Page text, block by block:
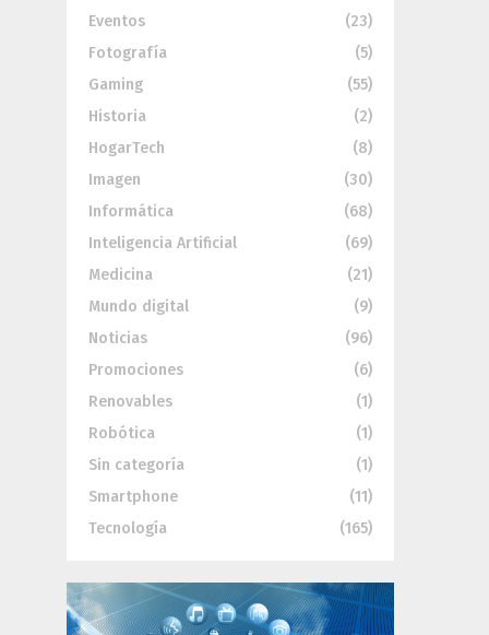
Eventos
(23)
Fotografía
(5)
Gaming
(55)
Historia
(2)
HogarTech
(8)
Imagen
(30)
Informática
(68)
Inteligencia Artificial
(69)
Medicina
(21)
Mundo digital
(9)
Noticias
(96)
Promociones
(6)
Renovables
(1)
Robótica
(1)
Sin categoría
(1)
Smartphone
(11)
Tecnología
(165)